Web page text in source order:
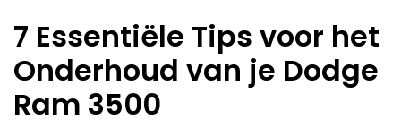
7 Essentiële Tips voor het
Onderhoud van je Dodge
Ram 3500